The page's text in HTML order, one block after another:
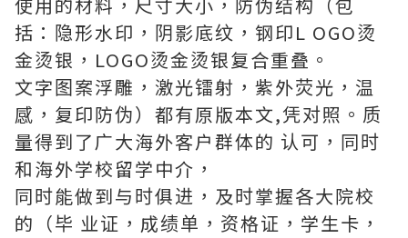
括：隐形水印，阴影底纹，钢印L OGO烫
金烫银，LOGO烫金烫银复合重叠。
文字图案浮雕，激光镭射，紫外荧光，温
感，复印防伪）都有原版本文,凭对照。质
量得到了广大海外客户群体的 认可，同时
和海外学校留学中介，
同时能做到与时俱进，及时掌握各大院校
的（毕 业证，成绩单，资格证，学生卡，